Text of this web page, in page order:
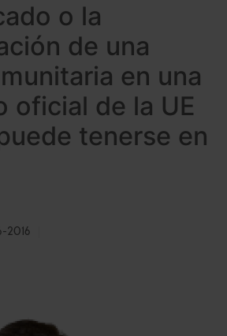
o la
de una
en una
oficial de la UE
tenerse en
2016